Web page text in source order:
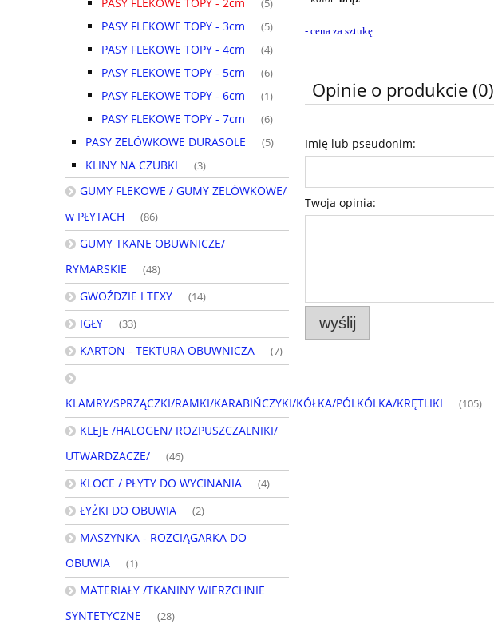
(5)
PASY FLEKOWE TOPY - 3cm (5)
PASY FLEKOWE TOPY - 4cm (4)
PASY FLEKOWE TOPY - 5cm (6)
PASY FLEKOWE TOPY - 6cm (1)
PASY FLEKOWE TOPY - 7cm (6)
PASY ZELÓWKOWE DURASOLE (5)
KLINY NA CZUBKI (3)
GUMY FLEKOWE / GUMY ZELÓWKOWE/
w PŁYTACH
(86)
GUMY TKANE OBUWNICZE/
RYMARSKIE
(48)
GWOŹDZIE I TEXY (14)
IGŁY (33)
KARTON - TEKTURA OBUWNICZA (7)
KLAMRY/SPRZĄCZKI/RAMKI/KARABIŃCZYKI/KÓŁKA/PÓLKÓLKA/KRĘTLIKI (105)
KLEJE /HALOGEN/ ROZPUSZCZALNIKI/
UTWARDZACZE/
(46)
KLOCE / PŁYTY DO WYCINANIA (4)
ŁYŻKI DO OBUWIA (2)
MASZYNKA - ROZCIĄGARKA DO
OBUWIA
(1)
MATERIAŁY /TKANINY WIERZCHNIE
SYNTETYCZNE
(28)
- cena za sztukę
Opinie o produkcie (0)
Imię lub pseudonim:
Twoja opinia:
wyślij